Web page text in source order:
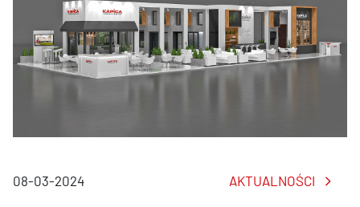
08-03-2024 AKTUALNOŚCI